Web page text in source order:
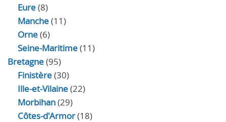
Eure(8)
Manche(11)
Orne(6)
Seine-Maritime(11)
Bretagne(95)
Finistère(30)
Ille-et-Vilaine(22)
Morbihan(29)
Côtes-d'Armor(18)